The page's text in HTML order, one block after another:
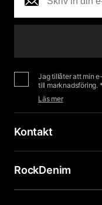
Jag tillåter att min
till marknadsföring. *
Läs mer
Kontakt
RockDenim